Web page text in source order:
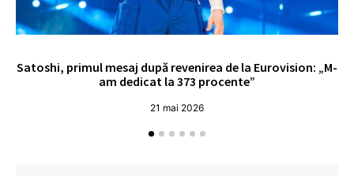
Satoshi, primul mesaj după revenirea de la Eurovision: „M-
am dedicat la 373 procente”
21 mai 2026